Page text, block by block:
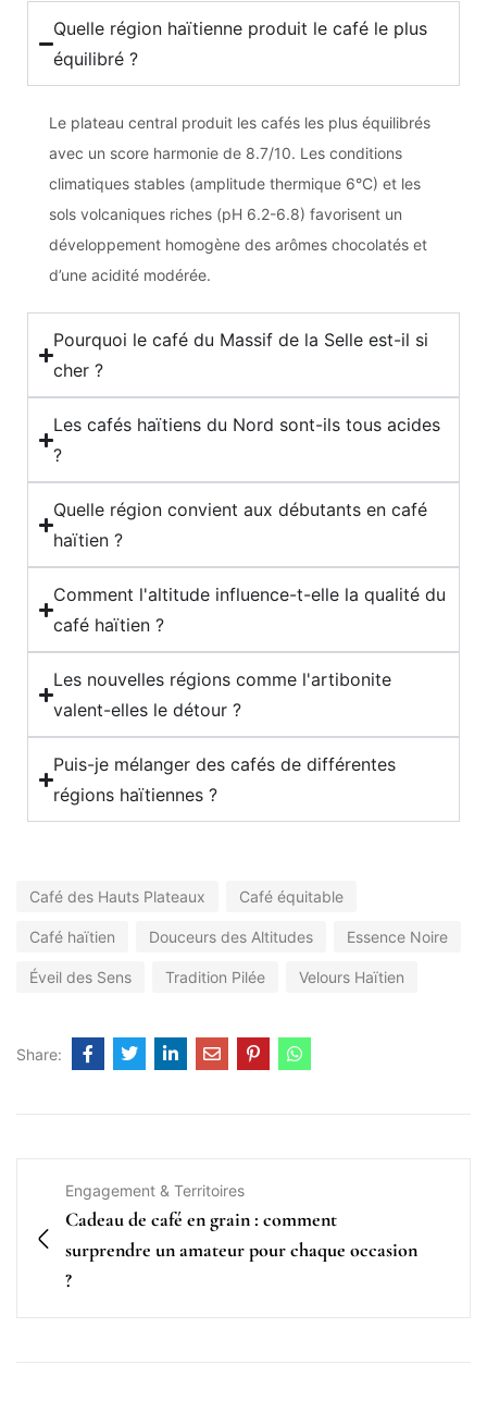
Quelle région haïtienne produit le café le plus
équilibré ?
Le plateau central produit les cafés les plus équilibrés
avec un score harmonie de 8.7/10. Les conditions
climatiques stables (amplitude thermique 6°C) et les
sols volcaniques riches (pH 6.2-6.8) favorisent un
développement homogène des arômes chocolatés et
d’une acidité modérée.
Pourquoi le café du Massif de la Selle est-il si
cher ?
Les cafés haïtiens du Nord sont-ils tous acides
?
Quelle région convient aux débutants en café
haïtien ?
Comment l'altitude influence-t-elle la qualité du
café haïtien ?
Les nouvelles régions comme l'artibonite
valent-elles le détour ?
Puis-je mélanger des cafés de différentes
régions haïtiennes ?
Café des Hauts Plateaux Café équitable
Café haïtien Douceurs des Altitudes Essence Noire
Éveil des Sens Tradition Pilée Velours Haïtien
Share:
Engagement & Territoires
Cadeau de café en grain : comment
surprendre un amateur pour chaque occasion
?